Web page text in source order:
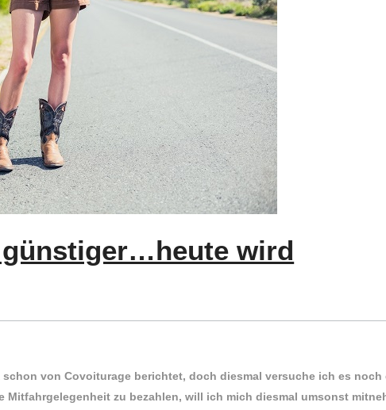
wird
von Covoiturage berichtet, doch diesmal versuche ich es noch
Mitfahrgelegenheit zu bezahlen, will ich mich diesmal umsonst